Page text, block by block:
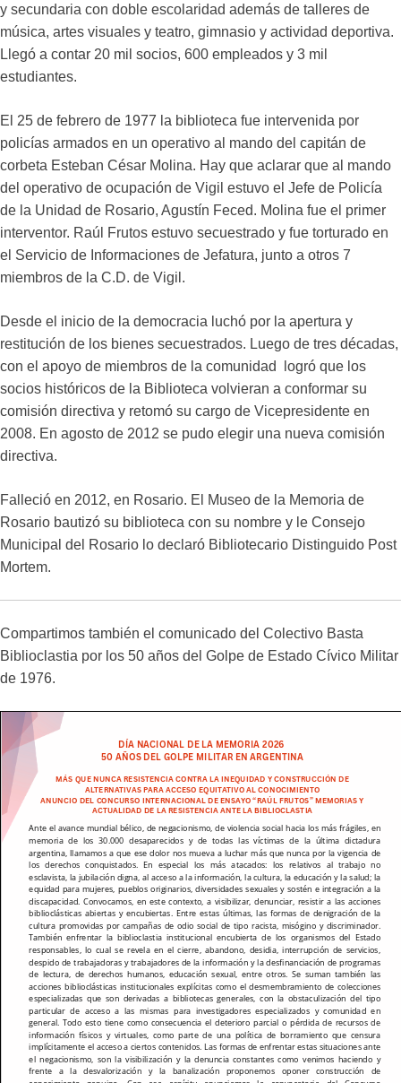
y secundaria con doble escolaridad además de talleres de
música, artes visuales y teatro, gimnasio y actividad deportiva.
Llegó a contar 20 mil socios, 600 empleados y 3 mil
estudiantes.
El 25 de febrero de 1977 la biblioteca fue intervenida por
policías armados en un operativo al mando del capitán de
corbeta Esteban César Molina. Hay que aclarar que al mando
del operativo de ocupación de Vigil estuvo el Jefe de Policía
de la Unidad de Rosario, Agustín Feced. Molina fue el primer
interventor. Raúl Frutos estuvo secuestrado y fue torturado en
el Servicio de Informaciones de Jefatura, junto a otros 7
miembros de la C.D. de Vigil.
Desde el inicio de la democracia luchó por la apertura y
restitución de los bienes secuestrados. Luego de tres décadas,
con el apoyo de miembros de la comunidad logró que los
socios históricos de la Biblioteca volvieran a conformar su
comisión directiva y retomó su cargo de Vicepresidente en
2008. En agosto de 2012 se pudo elegir una nueva comisión
directiva.
Falleció en 2012, en Rosario. El Museo de la Memoria de
Rosario bautizó su biblioteca con su nombre y le Consejo
Municipal del Rosario lo declaró Bibliotecario Distinguido Post
Mortem.
Compartimos también el comunicado del Colectivo Basta
Biblioclastia por los 50 años del Golpe de Estado Cívico Militar
de 1976.